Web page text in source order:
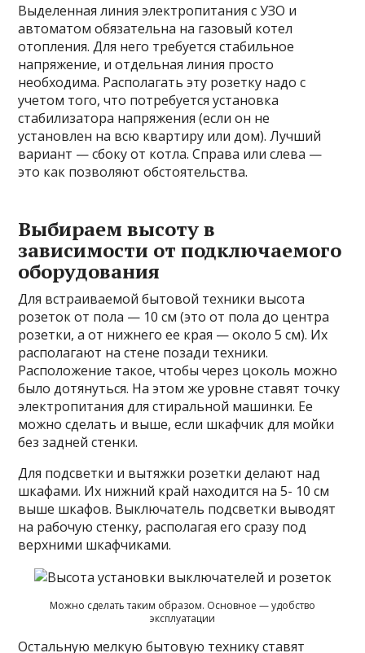
Выделенная линия электропитания с УЗО и
автоматом обязательна на газовый котел
отопления. Для него требуется стабильное
напряжение, и отдельная линия просто
необходима. Располагать эту розетку надо с
учетом того, что потребуется установка
стабилизатора напряжения (если он не
установлен на всю квартиру или дом). Лучший
вариант — сбоку от котла. Справа или слева —
это как позволяют обстоятельства.
Выбираем высоту в
зависимости от подключаемого
оборудования
Для встраиваемой бытовой техники высота
розеток от пола — 10 см (это от пола до центра
розетки, а от нижнего ее края — около 5 см). Их
располагают на стене позади техники.
Расположение такое, чтобы через цоколь можно
было дотянуться. На этом же уровне ставят точку
электропитания для стиральной машинки. Ее
можно сделать и выше, если шкафчик для мойки
без задней стенки.
Для подсветки и вытяжки розетки делают над
шкафами. Их нижний край находится на 5- 10 см
выше шкафов. Выключатель подсветки выводят
на рабочую стенку, располагая его сразу под
верхними шкафчиками.
Можно сделать таким образом. Основное — удобство
эксплуатации
Остальную мелкую бытовую технику ставят